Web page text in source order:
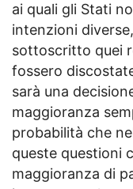
ai quali gli Stati
intenzioni
sottoscritto quei
fossero
sarà una
maggioranza
probabilità che
queste questioni
maggioranza di